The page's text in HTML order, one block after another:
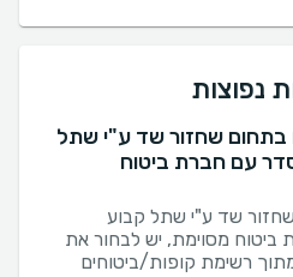
נפוצות
בתחום שחזור שד ע"י שתל
עם חברת ביטוח
שד ע"י שתל קבוע
מסוימת, יש לבחור את
רשימת קופות/ביטוחים